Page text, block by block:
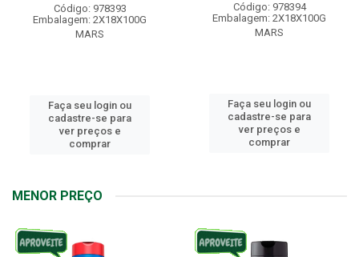
Código: 978393
Embalagem: 2X18X100G
MARS
Faça seu login ou
cadastre-se para
ver preços e
comprar
Código: 978394
Embalagem: 2X18X100G
MARS
Faça seu login ou
cadastre-se para
ver preços e
comprar
MENOR PREÇO